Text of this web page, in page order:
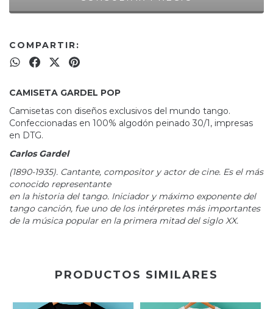
COMPARTIR:
CAMISETA GARDEL POP
Camisetas con diseños exclusivos del mundo tango.
Confeccionadas en 100% algodón peinado 30/1, impresas
en DTG.
Carlos Gardel
(1890-1935). Cantante, compositor y actor de cine. Es el más
conocido representante
en la historia del tango. Iniciador y máximo exponente del
tango canción, fue uno de los intérpretes más importantes
de la música popular en la primera mitad del siglo XX.
PRODUCTOS SIMILARES